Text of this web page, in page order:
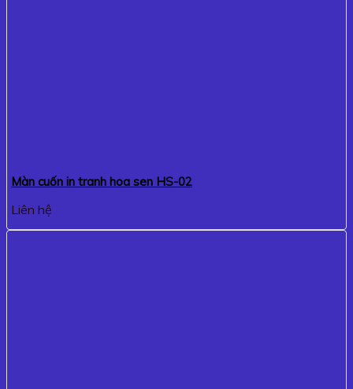
Màn cuốn in tranh hoa sen HS-02
Liên hệ